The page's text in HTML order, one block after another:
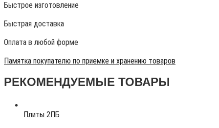
Быстрое изготовление
Быстрая доставка
Оплата в любой форме
Памятка покупателю по приемке и хранению товаров
РЕКОМЕНДУЕМЫЕ ТОВАРЫ
Плиты 2ПБ